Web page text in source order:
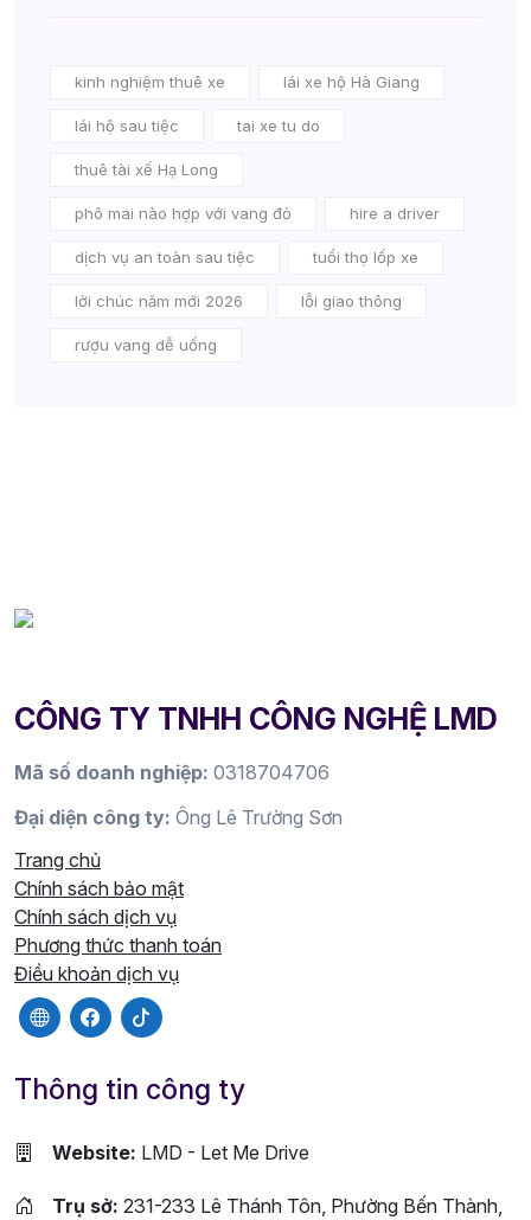
kinh nghiệm thuê xe lái xe hộ Hà Giang
lái hộ sau tiệc tai xe tu do
thuê tài xế Hạ Long
phô mai nào hợp với vang đỏ hire a driver
dịch vụ an toàn sau tiệc tuổi thọ lốp xe
lời chúc năm mới 2026 lỗi giao thông
rượu vang dễ uống
CÔNG TY TNHH CÔNG NGHỆ LMD
Mã số doanh nghiệp: 0318704706
Đại diện công ty: Ông Lê Trường Sơn
Trang chủ
Chính sách bảo mật
Chính sách dịch vụ
Phương thức thanh toán
Điều khoản dịch vụ
Thông tin công ty
Website: LMD - Let Me Drive
Trụ sở: 231-233 Lê Thánh Tôn, Phường Bến Thành,